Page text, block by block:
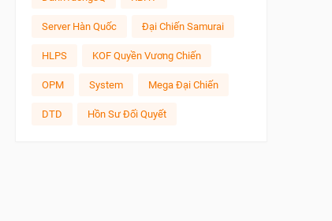
Server Hàn Quốc Đại Chiến Samurai
HLPS KOF Quyền Vương Chiến
OPM System Mega Đại Chiến
DTD Hồn Sư Đối Quyết